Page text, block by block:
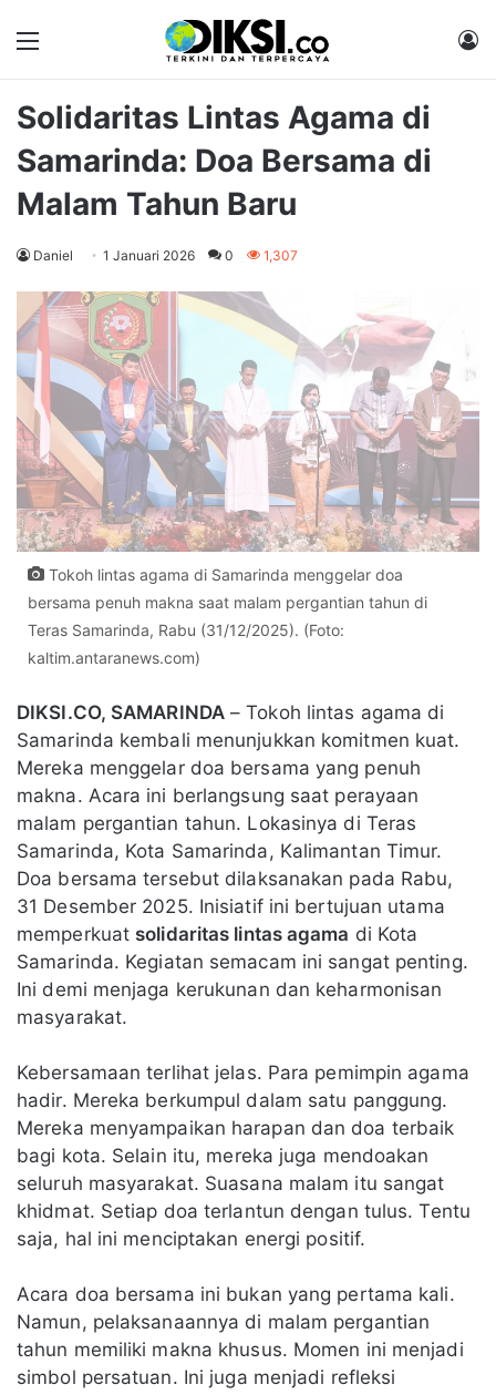
Solidaritas Lintas Agama di
Samarinda: Doa Bersama di
Malam Tahun Baru
Daniel 1 Januari 2026 0 1,307
Tokoh lintas agama di Samarinda menggelar doa
bersama penuh makna saat malam pergantian tahun di
Teras Samarinda, Rabu (31/12/2025). (Foto:
kaltim.antaranews.com)
DIKSI.CO, SAMARINDA– Tokoh lintas agama di
Samarinda kembali menunjukkan komitmen kuat.
Mereka menggelar doa bersama yang penuh
makna. Acara ini berlangsung saat perayaan
malam pergantian tahun. Lokasinya di Teras
Samarinda, Kota Samarinda, Kalimantan Timur.
Doa bersama tersebut dilaksanakan pada Rabu,
31 Desember 2025. Inisiatif ini bertujuan utama
memperkuatsolidaritas lintas agama di Kota
Samarinda. Kegiatan semacam ini sangat penting.
Ini demi menjaga kerukunan dan keharmonisan
masyarakat.
Kebersamaan terlihat jelas. Para pemimpin agama
hadir. Mereka berkumpul dalam satu panggung.
Mereka menyampaikan harapan dan doa terbaik
bagi kota. Selain itu, mereka juga mendoakan
seluruh masyarakat. Suasana malam itu sangat
khidmat. Setiap doa terlantun dengan tulus. Tentu
saja, hal ini menciptakan energi positif.
Acara doa bersama ini bukan yang pertama kali.
Namun, pelaksanaannya di malam pergantian
tahun memiliki makna khusus. Momen ini menjadi
simbol persatuan. Ini juga menjadi refleksi